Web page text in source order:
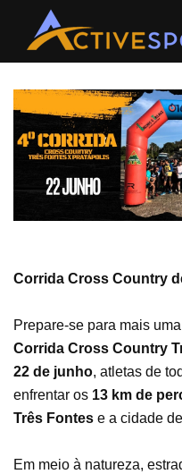
Corrida Cross Country
Prepare-se para mais
Corrida Cross Country
22 de junho, atletas de
enfrentar os 13 km de
Três Fontes e a cidade de
Em meio à natureza,